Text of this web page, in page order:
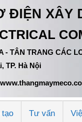
ĐIỆN XÂY
- TÂN TRANG CÁC
TP. Hà Nội
Tư vấn